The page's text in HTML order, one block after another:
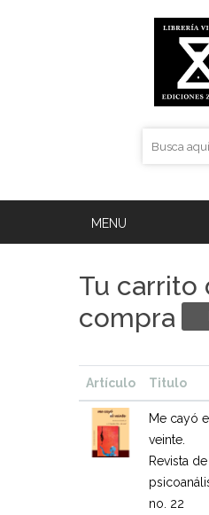
Tu carrito
compra
Artículo Titulo
Me cayó el
veinte.
Revista de
no. 22